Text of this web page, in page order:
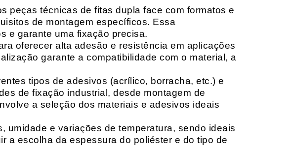
peças técnicas de fitas dupla face com formatos e
de montagem específicos. Essa
e garante uma fixação precisa.
oferecer alta adesão e resistência em aplicações
garante a compatibilidade com o material, a
tipos de adesivos (acrílico, borracha, etc.) e
de fixação industrial, desde montagem de
a seleção dos materiais e adesivos ideais
umidade e variações de temperatura, sendo ideais
a escolha da espessura do poliéster e do tipo de